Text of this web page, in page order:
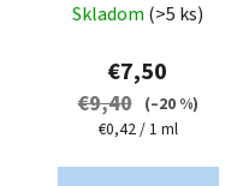
Skladom (>5 ks)
€7,50
€9,40
(–20 %)
Jednotková
€0,42 / 1 ml